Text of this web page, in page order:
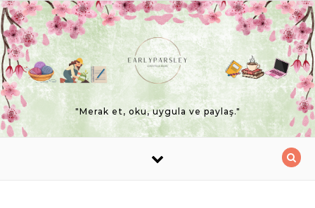
Skip to content
"Merak et, oku, uygula ve paylaş."